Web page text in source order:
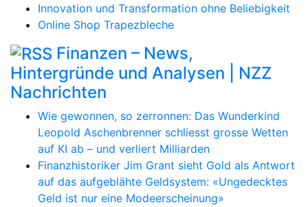
Innovation und Transformation ohne Beliebigkeit
Online Shop Trapezbleche
Finanzen – News,
Hintergründe und Analysen | NZZ
Nachrichten
Wie gewonnen, so zerronnen: Das Wunderkind
Leopold Aschenbrenner schliesst grosse Wetten
auf KI ab – und verliert Milliarden
Finanzhistoriker Jim Grant sieht Gold als Antwort
auf das aufgeblähte Geldsystem: «Ungedecktes
Geld ist nur eine Modeerscheinung»